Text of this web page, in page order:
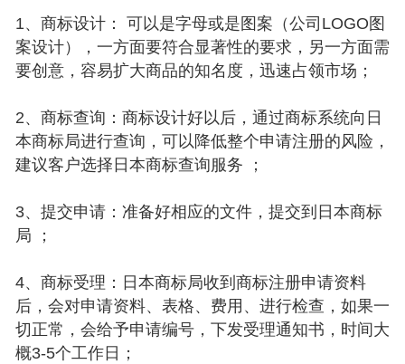
1、商标设计： 可以是字母或是图案（公司LOGO图
案设计），一方面要符合显著性的要求，另一方面需
要创意，容易扩大商品的知名度，迅速占领市场；
2、商标查询：商标设计好以后，通过商标系统向日
本商标局进行查询，可以降低整个申请注册的风险，
建议客户选择日本商标查询服务 ；
3、提交申请：准备好相应的文件，提交到日本商标
局 ；
4、商标受理：日本商标局收到商标注册申请资料
后，会对申请资料、表格、费用、进行检查，如果一
切正常，会给予申请编号，下发受理通知书，时间大
概3-5个工作日；